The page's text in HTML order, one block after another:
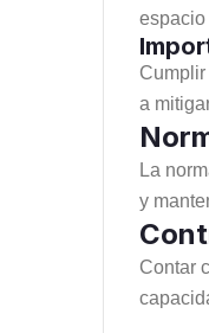
espacio
a
La
y
Contar